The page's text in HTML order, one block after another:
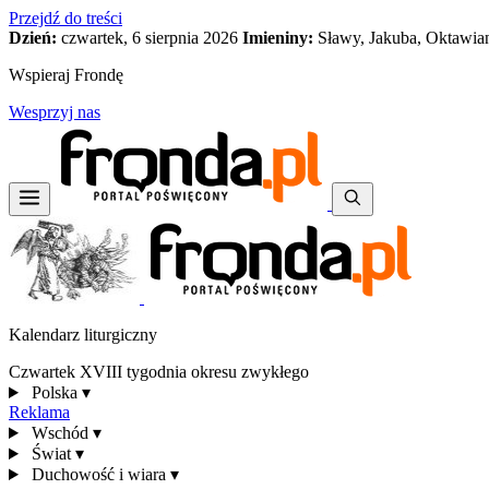
Przejdź do treści
Dzień: czwartek, 6 sierpnia 2026 Imieniny: Sławy, Jakuba,
Wspieraj Frondę
Wesprzyj nas
Kalendarz liturgiczny
Czwartek XVIII tygodnia okresu zwykłego
Polska ▾
Reklama
Wschód ▾
Świat ▾
Duchowość i wiara ▾